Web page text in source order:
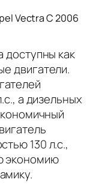
Vectra C 2006
доступны как
двигатели.
а дизельных
130 л.с.,
экономию